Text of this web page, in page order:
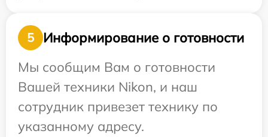
5
Информирование о готовности
Мы сообщим Вам о готовности
Вашей техники Nikon, и наш
сотрудник привезет технику по
указанному адресу.